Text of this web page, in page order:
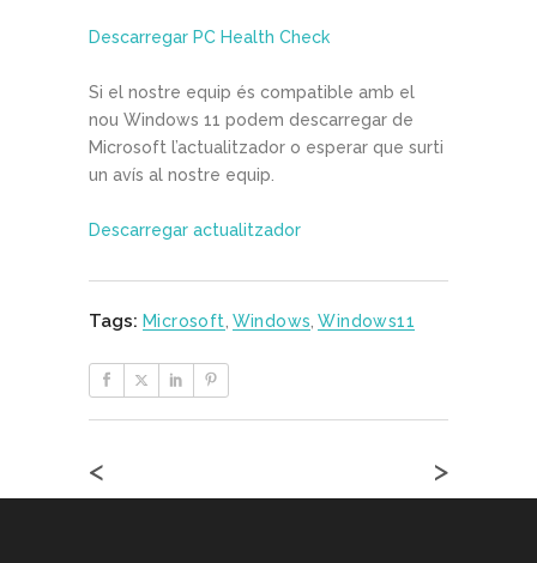
Descarregar PC Health Check
Si el nostre equip és compatible amb el
nou Windows 11 podem descarregar de
Microsoft l’actualitzador o esperar que surti
un avís al nostre equip.
Descarregar actualitzador
Tags: Microsoft Windows Windows11
< >